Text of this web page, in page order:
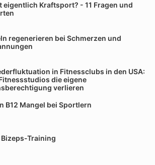
eigentlich Kraftsport? - 11 Fragen und
regenerieren bei Schmerzen und
in Fitnessclubs in den USA:
die eigene
verlieren
B12 Mangel bei Sportlern
Training